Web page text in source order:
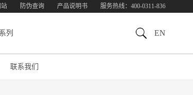
防伪查询 产品说明书 服务热线：400-0311-836
列 EN
联系我们